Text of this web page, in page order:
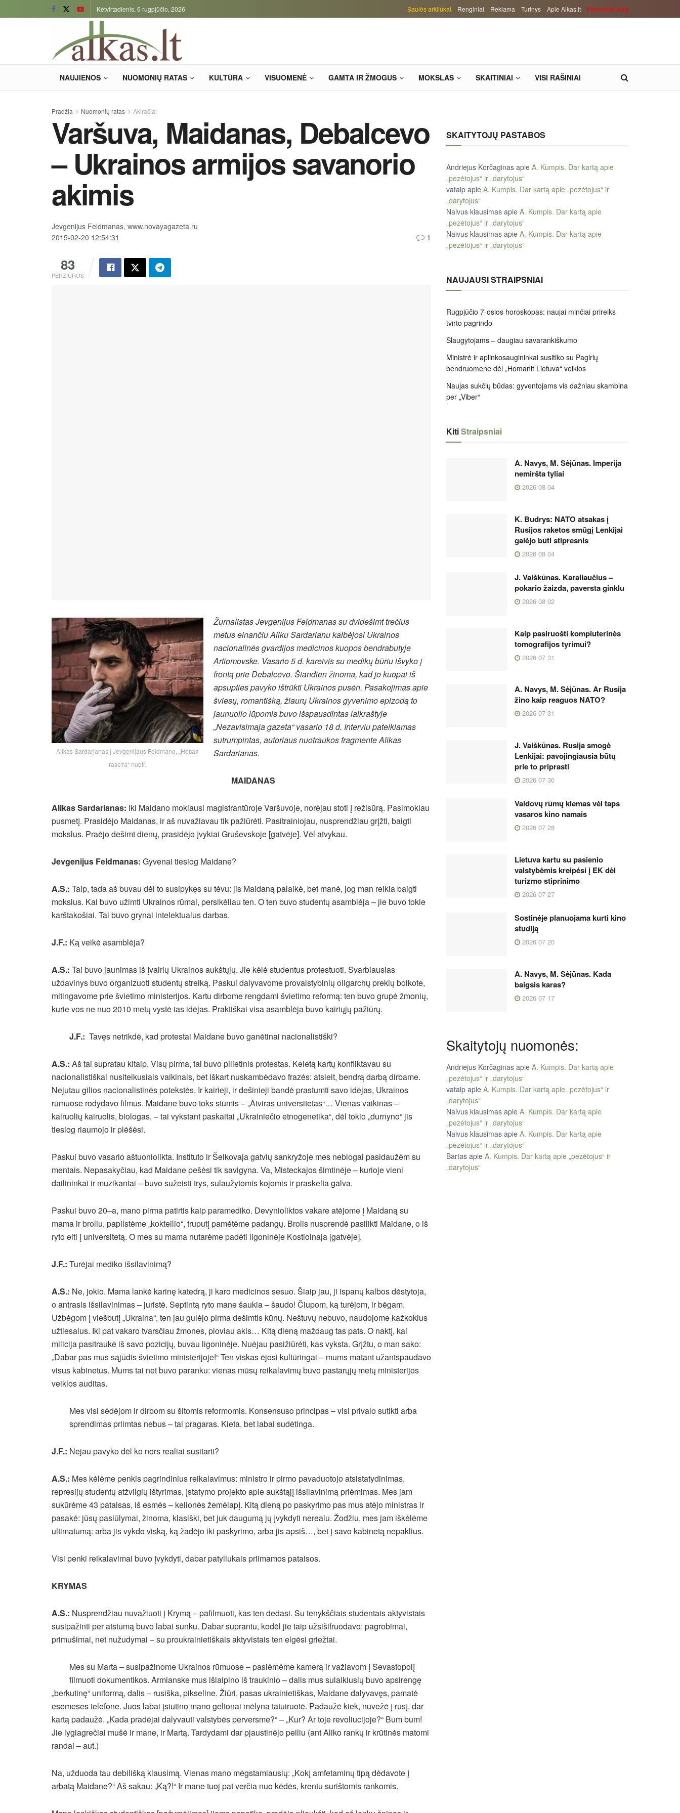
Ketvirtadienis, 6 rugpjūčio, 2026 Saulės arkliukai Renginiai Reklama Turinys Apie Alkas.lt Paremkite Alką
NAUJIENOS NUOMONIŲ RATAS KULTŪRA VISUOMENĖ GAMTA IR ŽMOGUS MOKSLAS SKAITINIAI VISI RAŠINIAI
Pradžia Nuomonių ratas Akiračiai
Varšuva, Maidanas, Debalcevo
– Ukrainos armijos savanorio
akimis
Jevgenijus Feldmanas, www.novayagazeta.ru
2015-02-20 12:54:31
83
PERŽIŪROS
1
Alikas Sardarjanas | Jevgenijaus Feldmano, „Новая
газета“ nuotr.
Žurnalistas Jevgenijus Feldmanas su dvidešimt trečius
metus einančiu Aliku Sardarianu kalbėjosi Ukrainos
nacionalinės gvardijos medicinos kuopos bendrabutyje
Artiomovske. Vasario 5 d. kareivis su medikų būriu išvyko į
frontą prie Debalcevo. Šiandien žinoma, kad jo kuopai iš
apsupties pavyko ištrūkti Ukrainos pusėn. Pasakojimas apie
šviesų, romantišką, žiaurų Ukrainos gyvenimo epizodą to
jaunuolio lūpomis buvo išspausdintas laikraštyje
„Nezavisimaja gazeta“ vasario 18 d. Interviu pateikiamas
sutrumpintas, autoriaus nuotraukos fragmente Alikas
Sardarianas.
MAIDANAS
Alikas Sardarianas: Iki Maidano mokiausi magistrantūroje Varšuvoje, norėjau stoti į režisūrą. Pasimokiau
pusmetį. Prasidėjo Maidanas, ir aš nuvažiavau tik pažiūrėti. Pasitrainiojau, nusprendžiau grįžti, baigti
mokslus. Praėjo dešimt dienų, prasidėjo įvykiai Gruševskoje [gatvėje]. Vėl atvykau.
Jevgenijus Feldmanas: Gyvenai tiesiog Maidane?
A.S.: Taip, tada aš buvau dėl to susipykęs su tėvu: jis Maidaną palaikė, bet manė, jog man reikia baigti
mokslus. Kai buvo užimti Ukrainos rūmai, persikėliau ten. O ten buvo studentų asamblėja – jie buvo tokie
karštakošiai. Tai buvo grynai intelektualus darbas.
J.F.: Ką veikė asamblėja?
A.S.: Tai buvo jaunimas iš įvairių Ukrainos aukštųjų. Jie kėlė studentus protestuoti. Svarbiausias
uždavinys buvo organizuoti studentų streiką. Paskui dalyvavome provalstybinių oligarchų prekių boikote,
mitingavome prie švietimo ministerijos. Kartu dirbome rengdami švietimo reformą: ten buvo grupė žmonių,
kurie vos ne nuo 2010 metų vystė tas idėjas. Praktiškai visa asamblėja buvo kairiųjų pažiūrų.
J.F.: Tavęs netrikdė, kad protestai Maidane buvo ganėtinai nacionalistiški?
A.S.: Aš tai supratau kitaip. Visų pirma, tai buvo pilietinis protestas. Keletą kartų konfliktavau su
nacionalistiškai nusiteikusiais vaikinais, bet iškart nuskambėdavo frazės: atsieit, bendrą darbą dirbame.
Nejutau gilios nacionalistinės potekstės. Ir kairieji, ir dešinieji bandė prastumti savo idėjas, Ukrainos
rūmuose rodydavo filmus. Maidane buvo toks stūmis – „Atviras universitetas“… Vienas vaikinas –
kairuolių kairuolis, biologas, – tai vykstant paskaitai „Ukrainiečio etnogenetika“, dėl tokio „durnyno“ jis
tiesiog riaumojo ir plėšėsi.
Paskui buvo vasario aštuoniolikta. Instituto ir Šelkovaja gatvių sankryžoje mes neblogai pasidaužėm su
mentais. Nepasakyčiau, kad Maidane pešėsi tik savigyna. Va, Misteckajos šimtinėje – kurioje vieni
dailininkai ir muzikantai – buvo sužeisti trys, sulaužytomis kojomis ir praskelta galva.
Paskui buvo 20–a, mano pirma patirtis kaip paramediko. Devynioliktos vakare atėjome į Maidaną su
mama ir broliu, papilstėme „kokteilio“, truputį pamėtėme padangų. Brolis nusprendė pasilikti Maidane, o iš
ryto eiti į universitetą. O mes su mama nutarėme padėti ligoninėje Kostiolnaja [gatvėje].
J.F.: Turėjai mediko išsilavinimą?
A.S.: Ne, jokio. Mama lankė karinę katedrą, ji karo medicinos sesuo. Šiaip jau, ji ispanų kalbos dėstytoja,
o antrasis išsilavinimas – juristė. Septintą ryto mane šaukia – šaudo! Čiupom, ką turėjom, ir bėgam.
Užbėgom į viešbutį „Ukraina“, ten jau gulėjo pirma dešimtis kūnų. Neštuvų nebuvo, naudojome kažkokius
užtiesalus. Iki pat vakaro tvarsčiau žmones, ploviau akis… Kitą dieną maždaug tas pats. O naktį, kai
milicija pasitraukė iš savo pozicijų, buvau ligoninėje. Nuėjau pasižiūrėti, kas vyksta. Grįžtu, o man sako:
„Dabar pas mus sąjūdis švietimo ministerijoje!“ Ten viskas ėjosi kultūringai – mums matant užantspaudavo
visus kabinetus. Mums tai net buvo paranku: vienas mūsų reikalavimų buvo pastarųjų metų ministerijos
veiklos auditas.
Mes visi sėdėjom ir dirbom su šitomis reformomis. Konsensuso principas – visi privalo sutikti arba
sprendimas priimtas nebus – tai pragaras. Kieta, bet labai sudėtinga.
J.F.: Nejau pavyko dėl ko nors realiai susitarti?
A.S.: Mes kėlėme penkis pagrindinius reikalavimus: ministro ir pirmo pavaduotojo atsistatydinimas,
represijų studentų atžvilgių ištyrimas, įstatymo projekto apie aukštąjį išsilavinimą priėmimas. Mes jam
sukūrėme 43 pataisas, iš esmės – kelionės žemėlapį. Kitą dieną po paskyrimo pas mus atėjo ministras ir
pasakė: jūsų pasiūlymai, žinoma, klasiški, bet juk daugumą jų įvykdyti nerealu. Žodžiu, mes jam iškėlėme
ultimatumą: arba jis vykdo viską, ką žadėjo iki paskyrimo, arba jis apsiš…, bet į savo kabinetą nepaklius.
Visi penki reikalavimai buvo įvykdyti, dabar patyliukais priimamos pataisos.
KRYMAS
A.S.: Nusprendžiau nuvažiuoti į Krymą – pafilmuoti, kas ten dedasi. Su tenykščiais studentais aktyvistais
susipažinti per atstumą buvo labai sunku. Dabar suprantu, kodėl jie taip užsišifruodavo: pagrobimai,
primušimai, net nužudymai – su proukrainietiškais aktyvistais ten elgėsi griežtai.
Mes su Marta – susipažinome Ukrainos rūmuose – pasiėmėme kamerą ir važiavom į Sevastopolį
filmuoti dokumentikos. Armianske mus išlaipino iš traukinio – dalis mus sulaikiusių buvo apsirengę
„berkutinę“ uniformą, dalis – rusiška, pikseline. Žiūri, pasas ukrainietiškas, Maidane dalyvavęs, pamatė
esemeses telefone. Juos labai įsiutino mano geltonai mėlyna tatuiruotė. Padaužė kiek, nuvežė į rūsį, dar
kartą padaužė. „Kada pradėjai dalyvauti valstybės perversme?“ – „Kur? Ar toje revoliucijoje?“ Bum bum!
Jie lygiagrečiai mušė ir mane, ir Martą. Tardydami dar pjaustinėjo peiliu (ant Aliko rankų ir krūtinės matomi
randai – aut.)
Na, užduoda tau debilišką klausimą. Vienas mano mėgstamiausių: „Kokį amfetaminų tipą dėdavote į
arbatą Maidane?“ Aš sakau: „Ką?!“ Ir mane tuoj pat verčia nuo kėdės, krentu surištomis rankomis.
SKAITYTOJŲ PASTABOS
Andriejus Korčaginas apie A. Kumpis. Dar kartą apie
„pezėtojus“ ir „darytojus“
vataip apie A. Kumpis. Dar kartą apie „pezėtojus“ ir
„darytojus“
Naivus klausimas apie A. Kumpis. Dar kartą apie
„pezėtojus“ ir „darytojus“
Naivus klausimas apie A. Kumpis. Dar kartą apie
„pezėtojus“ ir „darytojus“
NAUJAUSI STRAIPSNIAI
Rugpjūčio 7-osios horoskopas: naujai minčiai prireiks
tvirto pagrindo
Slaugytojams – daugiau savarankiškumo
Ministrė ir aplinkosaugininkai susitiko su Pagirių
bendruomene dėl „Homanit Lietuva“ veiklos
Naujas sukčių būdas: gyventojams vis dažniau skambina
per „Viber“
KitiStraipsniai
A. Navys, M. Sėjūnas. Imperija
nemiršta tyliai
2026 08 04
K. Budrys: NATO atsakas į
Rusijos raketos smūgį Lenkijai
galėjo būti stipresnis
2026 08 04
J. Vaiškūnas. Karaliaučius –
pokario žaizda, paversta ginklu
2026 08 02
Kaip pasiruošti kompiuterinės
tomografijos tyrimui?
2026 07 31
A. Navys, M. Sėjūnas. Ar Rusija
žino kaip reaguos NATO?
2026 07 31
J. Vaiškūnas. Rusija smogė
Lenkijai: pavojingiausia būtų
prie to priprasti
2026 07 30
Valdovų rūmų kiemas vėl taps
vasaros kino namais
2026 07 28
Lietuva kartu su pasienio
valstybėmis kreipėsi į EK dėl
turizmo stiprinimo
2026 07 27
Sostinėje planuojama kurti kino
studiją
2026 07 20
A. Navys, M. Sėjūnas. Kada
baigsis karas?
2026 07 17
Skaitytojų nuomonės:
Andriejus Korčaginas apie A. Kumpis. Dar kartą apie
„pezėtojus“ ir „darytojus“
vataip apie A. Kumpis. Dar kartą apie „pezėtojus“ ir
„darytojus“
Naivus klausimas apie A. Kumpis. Dar kartą apie
„pezėtojus“ ir „darytojus“
Naivus klausimas apie A. Kumpis. Dar kartą apie
„pezėtojus“ ir „darytojus“
Bartas apie A. Kumpis. Dar kartą apie „pezėtojus“ ir
„darytojus“